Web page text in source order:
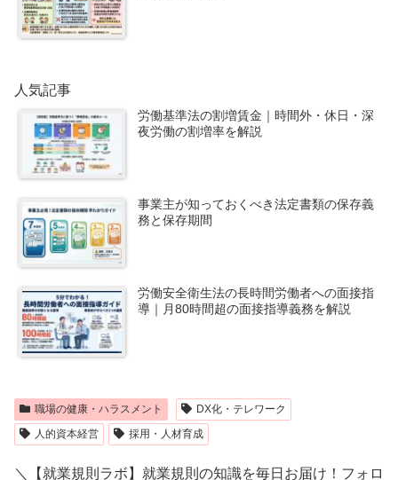
人気記事
労働基準法の割増賃金｜時間外・休日・深
夜労働の割増率を解説
事業主が知っておくべき法定書類の保存義
務と保存期間
労働安全衛生法の長時間労働者への面接指
導｜月80時間超の面接指導義務を解説
職場の健康・ハラスメント
DX化・テレワーク
人的資本経営
採用・人材育成
＼【就業規則ラボ】就業規則の知識を毎日お届け！フォロ